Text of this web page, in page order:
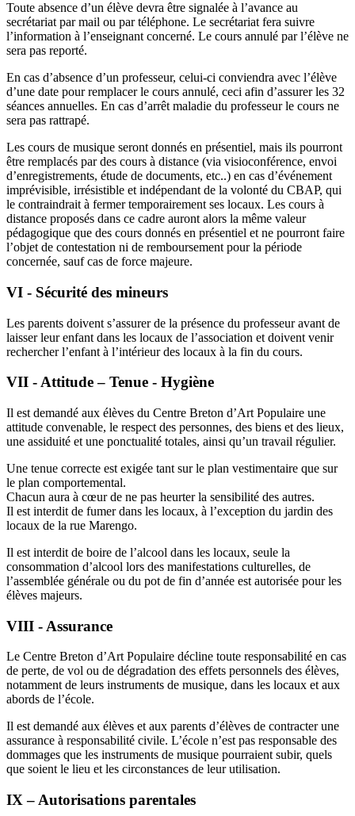
Toute absence d’un élève devra être signalée à l’avance au
secrétariat par mail ou par téléphone. Le secrétariat fera suivre
l’information à l’enseignant concerné. Le cours annulé par l’élève ne
sera pas reporté.
En cas d’absence d’un professeur, celui-ci conviendra avec l’élève
d’une date pour remplacer le cours annulé, ceci afin d’assurer les 32
séances annuelles. En cas d’arrêt maladie du professeur le cours ne
sera pas rattrapé.
Les cours de musique seront donnés en présentiel, mais ils pourront
être remplacés par des cours à distance (via visioconférence, envoi
d’enregistrements, étude de documents, etc..) en cas d’événement
imprévisible, irrésistible et indépendant de la volonté du CBAP, qui
le contraindrait à fermer temporairement ses locaux. Les cours à
distance proposés dans ce cadre auront alors la même valeur
pédagogique que des cours donnés en présentiel et ne pourront faire
l’objet de contestation ni de remboursement pour la période
concernée, sauf cas de force majeure.
VI - Sécurité des mineurs
Les parents doivent s’assurer de la présence du professeur avant de
laisser leur enfant dans les locaux de l’association et doivent venir
rechercher l’enfant à l’intérieur des locaux à la fin du cours.
VII - Attitude – Tenue - Hygiène
Il est demandé aux élèves du Centre Breton d’Art Populaire une
attitude convenable, le respect des personnes, des biens et des lieux,
une assiduité et une ponctualité totales, ainsi qu’un travail régulier.
Une tenue correcte est exigée tant sur le plan vestimentaire que sur
le plan comportemental.
Chacun aura à cœur de ne pas heurter la sensibilité des autres.
Il est interdit de fumer dans les locaux, à l’exception du jardin des
locaux de la rue Marengo.
Il est interdit de boire de l’alcool dans les locaux, seule la
consommation d’alcool lors des manifestations culturelles, de
l’assemblée générale ou du pot de fin d’année est autorisée pour les
élèves majeurs.
VIII - Assurance
Le Centre Breton d’Art Populaire décline toute responsabilité en cas
de perte, de vol ou de dégradation des effets personnels des élèves,
notamment de leurs instruments de musique, dans les locaux et aux
abords de l’école.
Il est demandé aux élèves et aux parents d’élèves de contracter une
assurance à responsabilité civile. L’école n’est pas responsable des
dommages que les instruments de musique pourraient subir, quels
que soient le lieu et les circonstances de leur utilisation.
IX – Autorisations parentales